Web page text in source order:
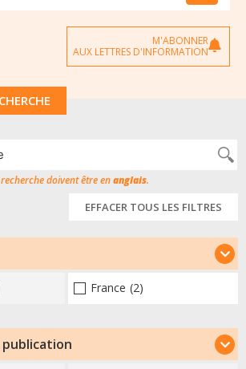
M'ABONNER
AUX LETTRES D'INFORMATION
doivent être enanglais.
EFFACER TOUS LES FILTRES
France (2)